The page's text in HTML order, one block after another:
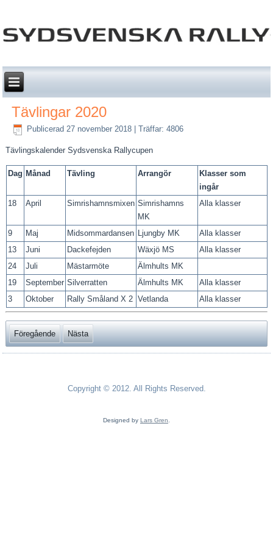
Tävlingar 2020
Publicerad 27 november 2018 |Träffar: 4806
Tävlingskalender Sydsvenska Rallycupen
Dag Månad Tävling Arrangör
Klasser som
ingår
18
April Simrishamnsmixen Simrishamns
MK
Alla klasser
9 Maj Midsommardansen Ljungby MK
Alla klasser
13
Juni Dackefejden Wäxjö MS
Alla klasser
24
Juli Mästarmöte
Älmhults MK
19
September Silverratten Älmhults MK
Alla klasser
3
Oktober Rally Småland X 2 Vetlanda Alla klasser
Föregående Nästa
Copyright © 2012. All Rights Reserved.
Designed by Lars Gren